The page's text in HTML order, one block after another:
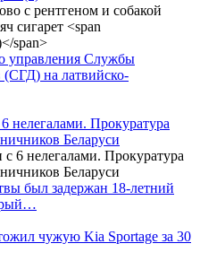
управления Службы
(СГД) на латвийско-
нелегалами. Прокуратура
Беларуси
был задержан 18-летний
чужую Kia Sportage за 30